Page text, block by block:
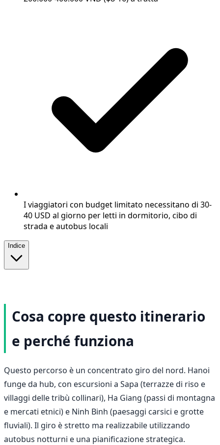
I viaggiatori con budget limitato necessitano di 30-
40 USD al giorno per letti in dormitorio, cibo di
strada e autobus locali
Indice
Cosa copre questo itinerario
e perché funziona
Questo percorso è un concentrato giro del nord. Hanoi
funge da hub, con escursioni a Sapa (terrazze di riso e
villaggi delle tribù collinari), Ha Giang (passi di montagna
e mercati etnici) e Ninh Binh (paesaggi carsici e grotte
fluviali). Il giro è stretto ma realizzabile utilizzando
autobus notturni e una pianificazione strategica.